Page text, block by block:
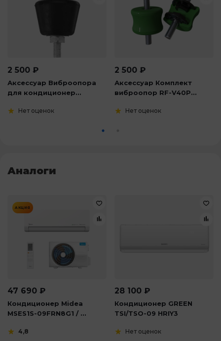
2 500 ₽
Аксессуар Виброопора
для кондиционер...
Нет оценок
2 500 ₽
Аксессуар Комплект
виброопор RF-V40P...
Нет оценок
Аналоги
АКЦИЯ
47 690 ₽
Кондиционер Midea
MSES1S-09FRN8G1 / ...
4,8
28 100 ₽
Кондиционер GREEN
TSI/TSO-09 HRIY3
Нет оценок